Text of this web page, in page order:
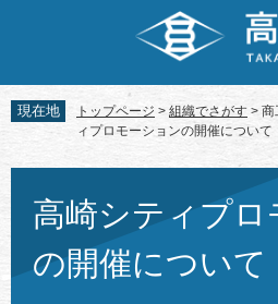
先
頭
す。
を
飛
し
現在地 トップページ > 組織でさがす > 商
ィプロモーションの開催について
高崎シティプロ
の開催について